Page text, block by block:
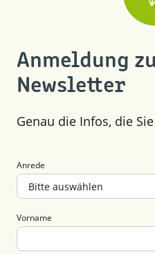
Anmeldung
Newsletter
Genau die Infos, die
Anrede
Vorname